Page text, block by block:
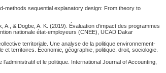
methods sequential explanatory design: From theory to
& Dogbe, A. K. (2019). Évaluation d’impact des programmes
nationale état-employeurs (CNEE), UCAD Dakar
territoriale. Une analyse de la politique environnement-
et territoires. Économie, géographie, politique, droit, sociologie.
et le politique. International Journal of Accounting,